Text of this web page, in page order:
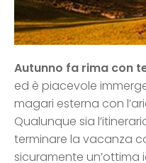
Autunno fa rima con
ed è piacevole
magari esterna con
Qualunque sia
terminare la vacanza
sicuramente un’ottima